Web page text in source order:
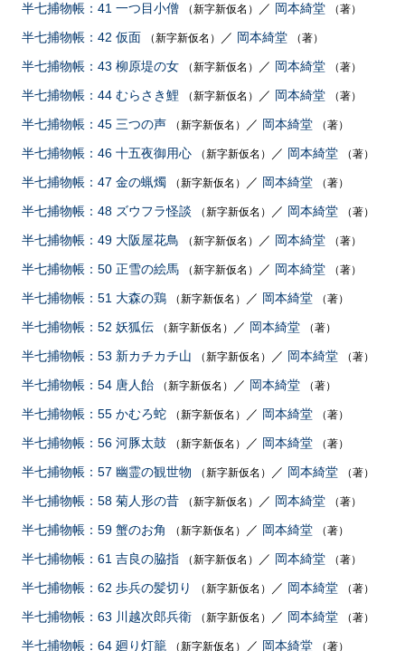
半七捕物帳：41 一つ目小僧 （新字新仮名） ／ 岡本綺堂 （著）
半七捕物帳：42 仮面 （新字新仮名） ／ 岡本綺堂 （著）
半七捕物帳：43 柳原堤の女 （新字新仮名） ／ 岡本綺堂 （著）
半七捕物帳：44 むらさき鯉 （新字新仮名） ／ 岡本綺堂 （著）
半七捕物帳：45 三つの声 （新字新仮名） ／ 岡本綺堂 （著）
半七捕物帳：46 十五夜御用心 （新字新仮名） ／ 岡本綺堂 （著）
半七捕物帳：47 金の蝋燭 （新字新仮名） ／ 岡本綺堂 （著）
半七捕物帳：48 ズウフラ怪談 （新字新仮名） ／ 岡本綺堂 （著）
半七捕物帳：49 大阪屋花鳥 （新字新仮名） ／ 岡本綺堂 （著）
半七捕物帳：50 正雪の絵馬 （新字新仮名） ／ 岡本綺堂 （著）
半七捕物帳：51 大森の鶏 （新字新仮名） ／ 岡本綺堂 （著）
半七捕物帳：52 妖狐伝 （新字新仮名） ／ 岡本綺堂 （著）
半七捕物帳：53 新カチカチ山 （新字新仮名） ／ 岡本綺堂 （著）
半七捕物帳：54 唐人飴 （新字新仮名） ／ 岡本綺堂 （著）
半七捕物帳：55 かむろ蛇 （新字新仮名） ／ 岡本綺堂 （著）
半七捕物帳：56 河豚太鼓 （新字新仮名） ／ 岡本綺堂 （著）
半七捕物帳：57 幽霊の観世物 （新字新仮名） ／ 岡本綺堂 （著）
半七捕物帳：58 菊人形の昔 （新字新仮名） ／ 岡本綺堂 （著）
半七捕物帳：59 蟹のお角 （新字新仮名） ／ 岡本綺堂 （著）
半七捕物帳：61 吉良の脇指 （新字新仮名） ／ 岡本綺堂 （著）
半七捕物帳：62 歩兵の髪切り （新字新仮名） ／ 岡本綺堂 （著）
半七捕物帳：63 川越次郎兵衛 （新字新仮名） ／ 岡本綺堂 （著）
半七捕物帳：64 廻り灯籠 （新字新仮名） ／ 岡本綺堂 （著）